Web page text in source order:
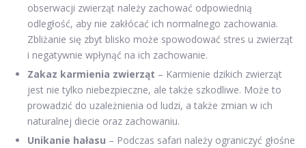
obserwacji zwierząt należy zachować odpowiednią
odległość, aby nie zakłócać ich normalnego zachowania.
Zbliżanie się zbyt blisko może spowodować stres u zwierząt
i negatywnie wpłynąć na ich zachowanie.
Zakaz karmienia zwierząt – Karmienie dzikich zwierząt
jest nie tylko niebezpieczne, ale także szkodliwe. Może to
prowadzić do uzależnienia od ludzi, a także zmian w ich
naturalnej diecie oraz zachowaniu.
Unikanie hałasu – Podczas safari należy ograniczyć głośne